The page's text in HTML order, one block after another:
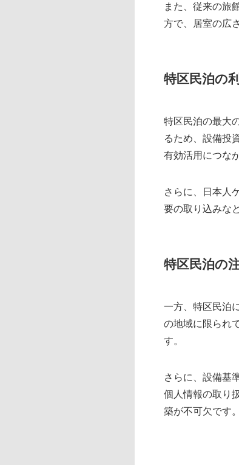
また、従来の旅
方で、居室の広
特区民泊の
特区民泊の最大
るため、設備投
有効活用につな
さらに、日本人
要の取り込みな
特区民泊の
一方、特区民泊
の地域に限られ
す。
さらに、設備基
個人情報の取り
築が不可欠です。